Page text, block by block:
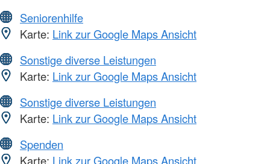
Seniorenhilfe
Karte: Link zur Google Maps Ansicht
Sonstige diverse Leistungen
Karte: Link zur Google Maps Ansicht
Sonstige diverse Leistungen
Karte: Link zur Google Maps Ansicht
Spenden
Karte: Link zur Google Maps Ansicht